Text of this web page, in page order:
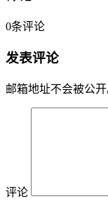
0条评论
发表评论
邮箱地址不会被公开
评论